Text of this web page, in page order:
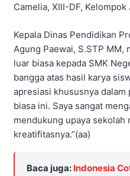
Camelia, XIII-DF,
Kepala Dinas Pendidikan
Agung Paewai, S.STP MM,
luar biasa kepada SMK
bangga atas hasil karya
apresiasi khususnya dalam
biasa ini. Saya sangat
mendukung upaya sekolah
kreatifitasnya.”(aa)
Baca juga: Indonesia